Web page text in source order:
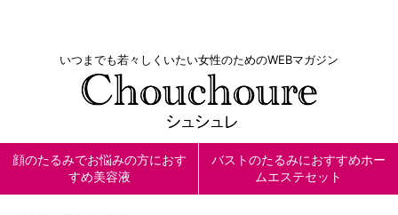
いつまでも若々しくいたい女性のためのWEBマガジン
顔のたるみでお悩みの方におす
すめ美容液
バストのたるみにおすすめホー
ムエステセット